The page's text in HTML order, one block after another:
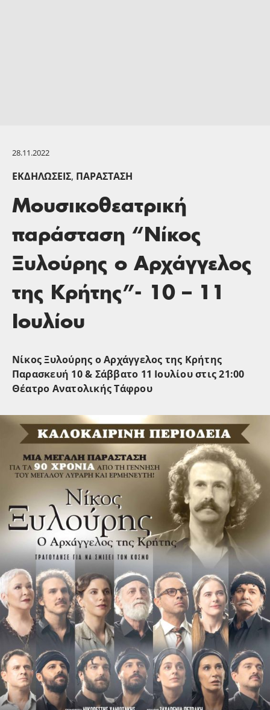
28.11.2022
ΕΚΔΗΛΏΣΕΙΣ, ΠΑΡΆΣΤΑΣΗ
Μουσικοθεατρική
παράσταση “Νίκος
Ξυλούρης ο Αρχάγγελος
της Κρήτης”- 10 – 11
Ιουλίου
Νίκος Ξυλούρης ο Αρχάγγελος της Κρήτης
Παρασκευή 10 & Σάββατο 11 Ιουλίου στις 21:00
Θέατρο Ανατολικής Τάφρου